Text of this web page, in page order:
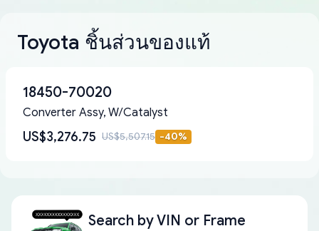
Toyota ชิ้นส่วนของแท้
18450-70020
Converter Assy, W/Catalyst
US$3,276.75 US$5,507.15 -40%
Search byVIN or Frame